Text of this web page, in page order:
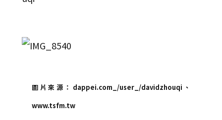
圖片來源：dappei.com_/user_/davidzhouqi、
www.tsfm.tw